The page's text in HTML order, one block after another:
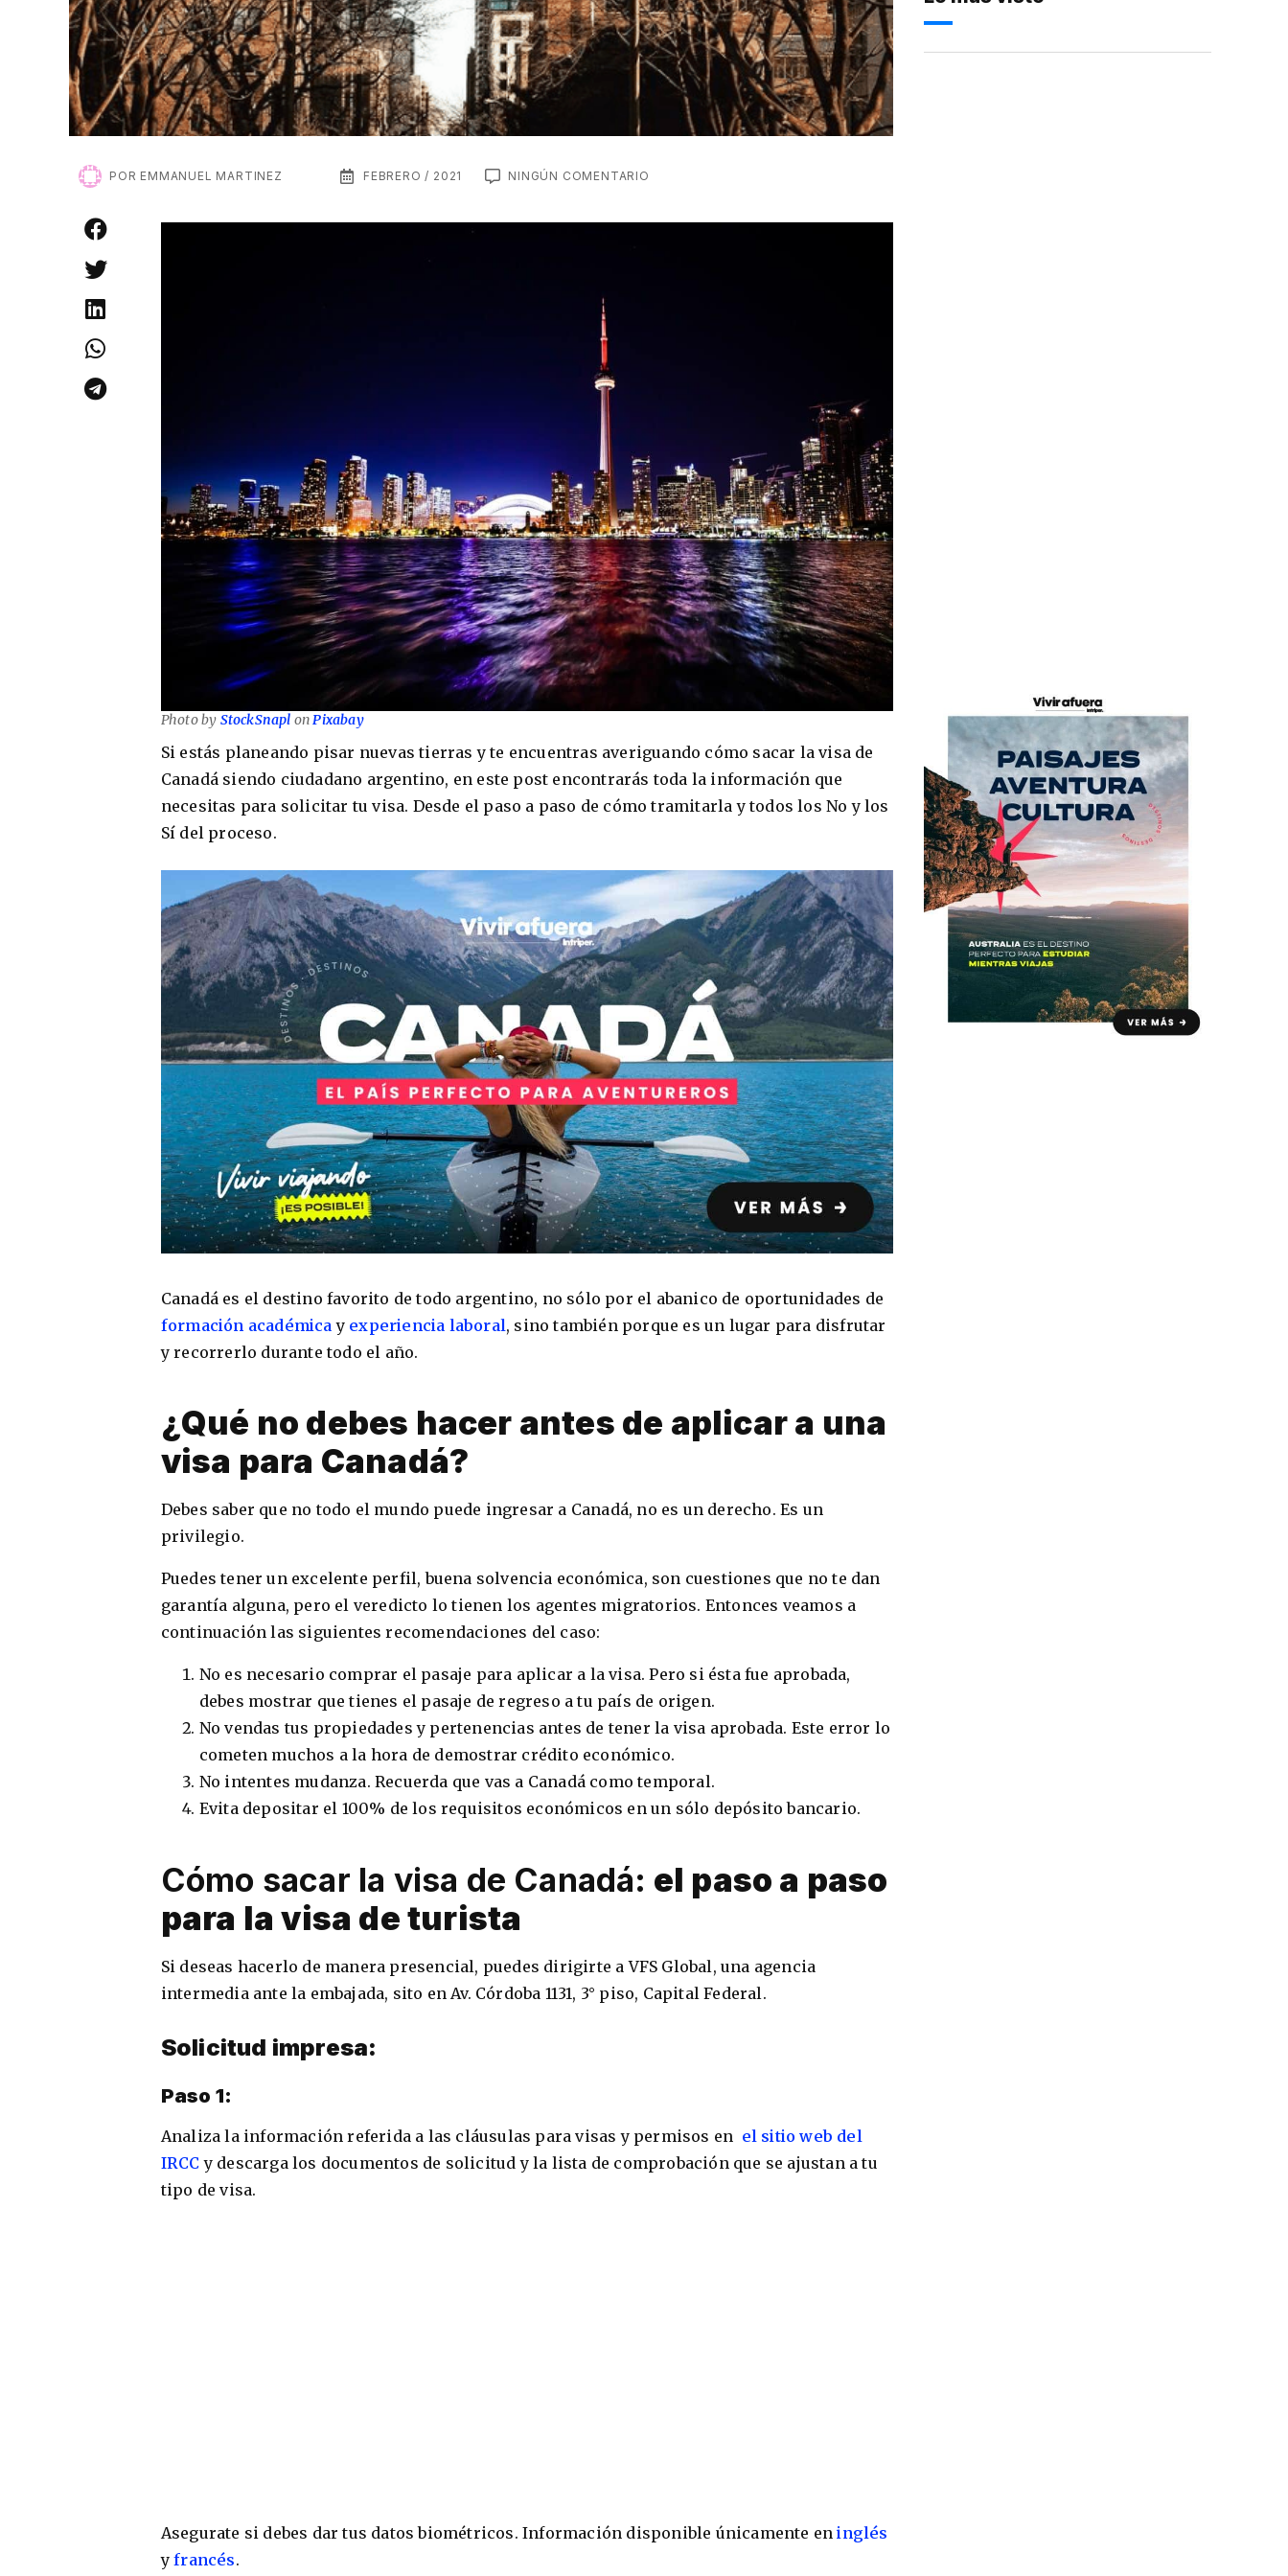
POR EMMANUEL MARTINEZ FEBRERO / 2021 NINGÚN COMENTARIO
Photo by StockSnapl onPixabay
Si estás planeando pisar nuevas tierras y te encuentras averiguando cómo sacar la visa de
Canadá siendo ciudadano argentino, en este post encontrarás toda la información que
necesitas para solicitar tu visa. Desde el paso a paso de cómo tramitarla y todos los No y los
Sí del proceso.
Canadá es el destino favorito de todo argentino, no sólo por el abanico de oportunidades de
formación académica y experiencia laboral, sino también porque es un lugar para disfrutar
y recorrerlo durante todo el año.
¿Qué no debes hacer antes de aplicar a una
visa para Canadá?
Debes saber que no todo el mundo puede ingresar a Canadá, no es un derecho. Es un
privilegio.
Puedes tener un excelente perfil, buena solvencia económica, son cuestiones que no te dan
garantía alguna, pero el veredicto lo tienen los agentes migratorios. Entonces veamos a
continuación las siguientes recomendaciones del caso:
No es necesario comprar el pasaje para aplicar a la visa. Pero si ésta fue aprobada,
debes mostrar que tienes el pasaje de regreso a tu país de origen.
No vendas tus propiedades y pertenencias antes de tener la visa aprobada. Este error lo
cometen muchos a la hora de demostrar crédito económico.
No intentes mudanza. Recuerda que vas a Canadá como temporal.
Evita depositar el 100% de los requisitos económicos en un sólo depósito bancario.
Cómo sacar la visa de Canadá: el paso a paso
para la visa de turista
Si deseas hacerlo de manera presencial, puedes dirigirte a VFS Global, una agencia
intermedia ante la embajada, sito en Av. Córdoba 1131, 3° piso, Capital Federal.
Solicitud impresa:
Paso 1:
Analiza la información referida a las cláusulas para visas y permisos en el sitio web del
IRCC y descarga los documentos de solicitud y la lista de comprobación que se ajustan a tu
tipo de visa.
Asegurate si debes dar tus datos biométricos. Información disponible únicamente eninglés
yfrancés.